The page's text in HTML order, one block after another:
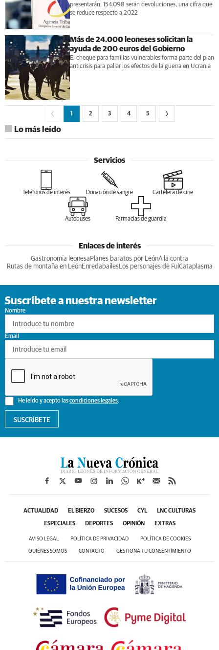
presentarán, 154.098 serán devoluciones, una cifra que
se reduce respecto a 2022
Más de 24.000 leoneses solicitan la
ayuda de 200 euros del Gobierno
El cheque para familias vulnerables forma parte del plan
anticrisis para paliar los efectos de la guerra en Ucrania
1 2 3 4 5
Lo más leído
Servicios
Teléfonos de interés Donación de sangre Cartelera de cine
Autobuses Farmacias de guardia
Enlaces de interés
Gastronomia leonesa Planes baratos por LeónA la contra
Rutas de montaña en LeónEnredabailesLos personajes de Ful Cataplasma
Suscríbete a nuestra newsletter
Nombre
He leído y acepto lascondiciones legales.
Email
SUSCRÍBETE
ACTUALIDAD EL BIERZO SUCESOS CYL LNC CULTURAS
ESPECIALES DEPORTES OPINIÓN EXTRAS
AVISO LEGAL POLÍTICA DE PRIVACIDAD POLÍTICA DE COOKIES
QUIÉNES SOMOS CONTACTO GESTIONA TU CONSENTIMIENTO